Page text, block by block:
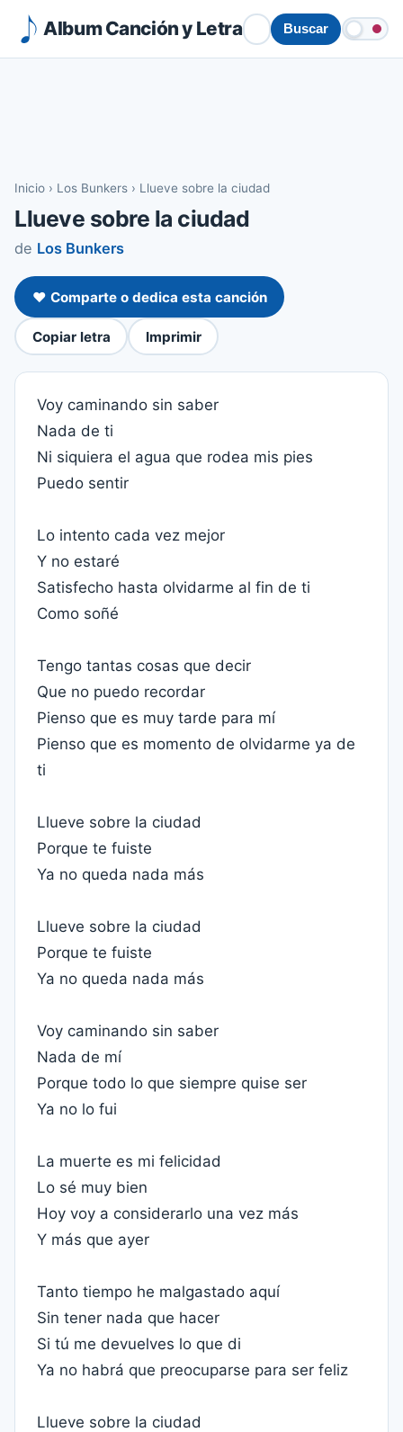
Album Canción y Letra Buscar
Inicio › Los Bunkers › Llueve sobre la ciudad
Llueve sobre la ciudad
de Los Bunkers
❤️ Comparte o dedica esta canción
Copiar letra Imprimir
Voy caminando sin saber
Nada de ti
Ni siquiera el agua que rodea mis pies
Puedo sentir
Lo intento cada vez mejor
Y no estaré
Satisfecho hasta olvidarme al fin de ti
Como soñé
Tengo tantas cosas que decir
Que no puedo recordar
Pienso que es muy tarde para mí
Pienso que es momento de olvidarme ya de
ti
Llueve sobre la ciudad
Porque te fuiste
Ya no queda nada más
Llueve sobre la ciudad
Porque te fuiste
Ya no queda nada más
Voy caminando sin saber
Nada de mí
Porque todo lo que siempre quise ser
Ya no lo fui
La muerte es mi felicidad
Lo sé muy bien
Hoy voy a considerarlo una vez más
Y más que ayer
Tanto tiempo he malgastado aquí
Sin tener nada que hacer
Si tú me devuelves lo que di
Ya no habrá que preocuparse para ser feliz
Llueve sobre la ciudad